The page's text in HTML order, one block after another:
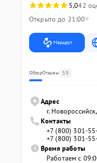
5,042
Открыто до 21:00
Маршрут
ОбзорОтзывы 59
Адрес
г.
Контакты
+7 (800) 301-
+7 (800) 301-
Время работы
Работаем с